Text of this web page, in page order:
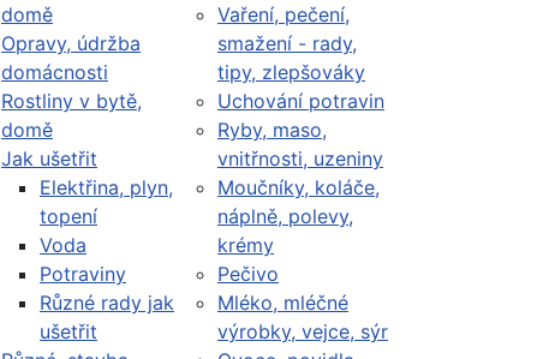
domě
Opravy, údržba
domácnosti
Rostliny v bytě,
domě
Jak ušetřit
Elektřina, plyn,
topení
Voda
Potraviny
Různé rady jak
ušetřit
Vaření, pečení,
smažení - rady,
tipy, zlepšováky
Uchování potravin
Ryby, maso,
vnitřnosti, uzeniny
Moučníky, koláče,
náplně, polevy,
krémy
Pečivo
Mléko, mléčné
výrobky, vejce, sýr